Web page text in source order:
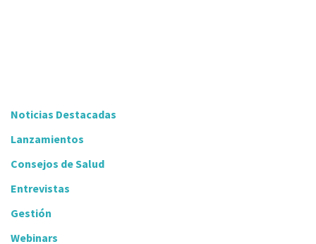
Noticias Destacadas
Lanzamientos
Consejos de Salud
Entrevistas
Gestión
Webinars